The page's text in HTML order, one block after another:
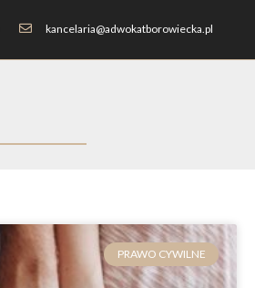
kancelaria@adwokatborowiecka.pl
PRAWO CYWILNE